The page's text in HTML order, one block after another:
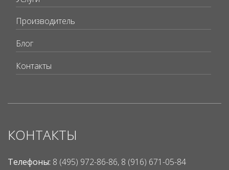
Производитель
Блог
Контакты
КОНТАКТЫ
Телефоны: 8 (495) 972-86-86, 8 (916) 671-05-84